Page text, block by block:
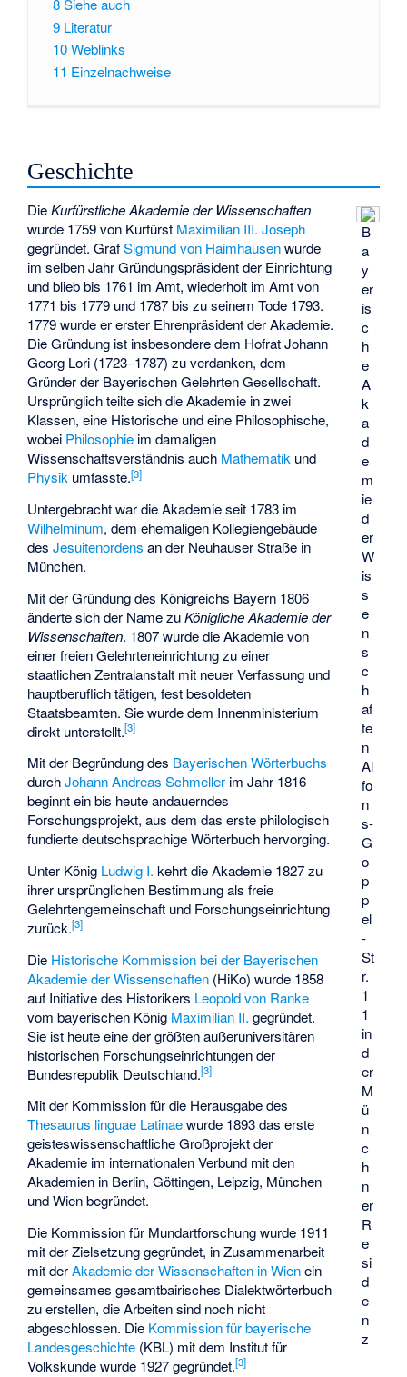
8Siehe auch
9 Literatur
10Weblinks
11 Einzelnachweise
Geschichte
B
a
y
er
is
c
h
e
A
k
a
d
e
m
ie
d
er
W
is
s
e
n
s
c
h
af
te
n
Al
fo
n
s-
G
o
p
p
el
-
St
r.
1
1
in
d
er
M
ü
n
c
h
n
er
R
e
si
d
e
n
z
DieKurfürstliche Akademie der Wissenschaften
wurde 1759 von Kurfürst Maximilian III. Joseph
gegründet. GrafSigmund von Haimhausenwurde
im selben Jahr Gründungspräsident der Einrichtung
und blieb bis 1761 im Amt, wiederholt im Amt von
1771 bis 1779 und 1787 bis zu seinem Tode 1793.
1779 wurde er erster Ehrenpräsident der Akademie.
Die Gründung ist insbesondere dem HofratJohann
Georg Lori (1723–1787) zu verdanken, dem
Gründer der Bayerischen Gelehrten Gesellschaft.
Ursprünglich teilte sich die Akademie in zwei
Klassen, eine Historische und eine Philosophische,
wobei Philosophie im damaligen
Wissenschaftsverständnis auch Mathematik und
Physik umfasste.[3]
Untergebracht war die Akademie seit 1783 im
Wilhelminum, dem ehemaligen Kollegiengebäude
desJesuitenordens an der Neuhauser Straße in
München.
Mit der Gründung des Königreichs Bayern 1806
änderte sich der Name zuKönigliche Akademie der
Wissenschaften. 1807 wurde die Akademie von
einer freien Gelehrteneinrichtung zu einer
staatlichen Zentralanstalt mit neuer Verfassung und
hauptberuflich tätigen, fest besoldeten
Staatsbeamten. Sie wurde dem Innenministerium
direkt unterstellt.[3]
Mit der Begründung des Bayerischen Wörterbuchs
durchJohann Andreas Schmeller im Jahr 1816
beginnt ein bis heute andauerndes
Forschungsprojekt, aus dem das erste philologisch
fundierte deutschsprachige Wörterbuch hervorging.
Unter König Ludwig I. kehrt die Akademie 1827 zu
ihrer ursprünglichen Bestimmung als freie
Gelehrtengemeinschaft und Forschungseinrichtung
zurück.[3]
Die Historische Kommission bei der Bayerischen
Akademie der Wissenschaften (HiKo) wurde 1858
auf Initiative des Historikers Leopold von Ranke
vom bayerischen König Maximilian II. gegründet.
Sie ist heute eine der größten außeruniversitären
historischen Forschungseinrichtungen der
Bundesrepublik Deutschland.[3]
Mit der Kommission für die Herausgabe des
Thesaurus linguae Latinaewurde 1893 das erste
geisteswissenschaftliche Großprojekt der
Akademie im internationalen Verbund mit den
Akademien in Berlin, Göttingen, Leipzig, München
und Wien begründet.
Die Kommission für Mundartforschung wurde 1911
mit der Zielsetzung gegründet, in Zusammenarbeit
mit derAkademie der Wissenschaften in Wienein
gemeinsames gesamtbairisches Dialektwörterbuch
zu erstellen, die Arbeiten sind noch nicht
abgeschlossen. Die Kommission für bayerische
Landesgeschichte (KBL) mit dem Institut für
Volkskunde wurde 1927 gegründet.[3]